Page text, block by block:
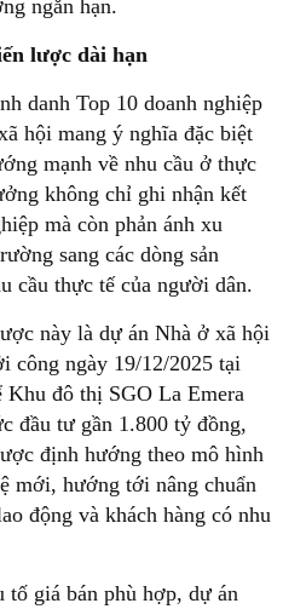
ngắn hạn.
lược dài hạn
danh Top 10 doanh nghiệp
hội mang ý nghĩa đặc biệt
mạnh về nhu cầu ở thực
không chỉ ghi nhận kết
mà còn phản ánh xu
sang các dòng sản
cầu thực tế của người dân.
này là dự án Nhà ở xã hội
công ngày 19/12/2025 tại
Khu đô thị SGO La Emera
đầu tư gần 1.800 tỷ đồng,
định hướng theo mô hình
mới, hướng tới nâng chuẩn
động và khách hàng có nhu
giá bán phù hợp, dự án